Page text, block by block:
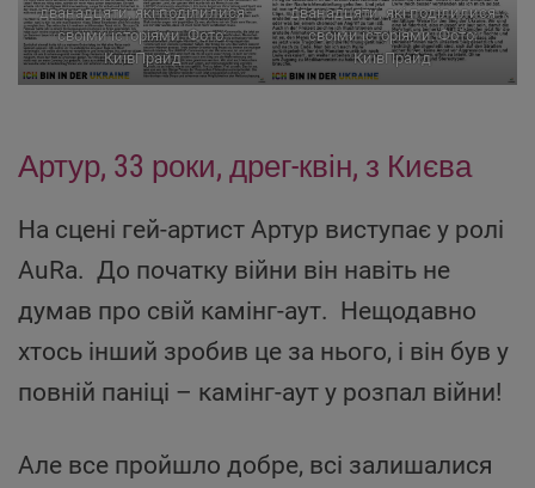
дванадцяти, які поділилися
своїми історіями. Фото:
КиївПрайд
дванадцяти, які поділилися
своїми історіями. Фото:
КиївПрайд
Артур, 33 роки, дрег-квін, з Києва
На сцені гей-артист Артур виступає у ролі
AuRa. До початку війни він навіть не
думав про свій камінг-аут. Нещодавно
хтось інший зробив це за нього, і він був у
повній паніці – камінг-аут у розпал війни!
Але все пройшло добре, всі залишалися